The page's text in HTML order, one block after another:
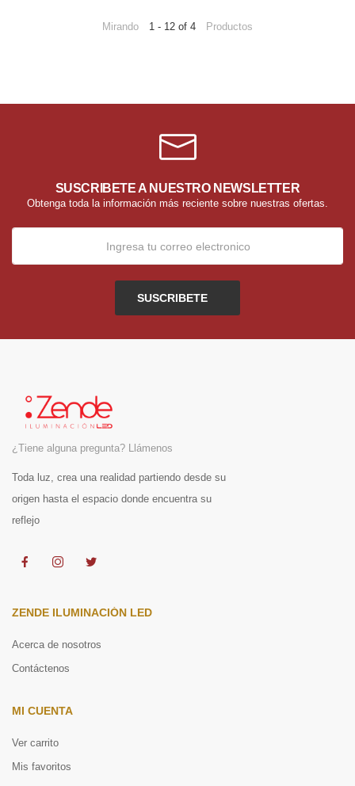
Mirando 1 - 12 of 4 Productos
SUSCRIBETE A NUESTRO NEWSLETTER
Obtenga toda la información más reciente sobre nuestras ofertas.
SUSCRIBETE
¿Tiene alguna pregunta? Llámenos
Toda luz, crea una realidad partiendo desde su
origen hasta el espacio donde encuentra su
reflejo
ZENDE ILUMINACIÓN LED
Acerca de nosotros
Contáctenos
MI CUENTA
Ver carrito
Mis favoritos